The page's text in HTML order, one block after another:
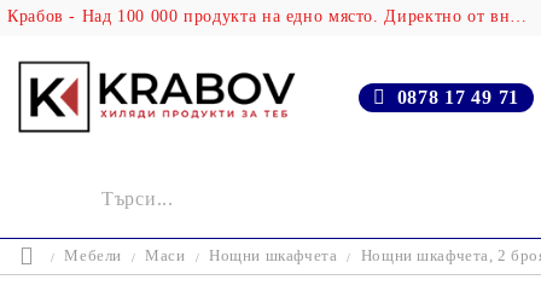
Крабов - Над 100 000 продукта на едно място. Директно от вносителя!
0878 17 49 71
Мебели Маси Нощни шкафчета Нощни шкафчета, 2